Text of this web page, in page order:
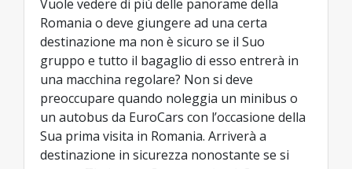
Vuole vedere di più delle panorame della
Romania o deve giungere ad una certa
destinazione ma non è sicuro se il Suo
gruppo e tutto il bagaglio di esso entrerà in
una macchina regolare? Non si deve
preoccupare quando noleggia un minibus o
un autobus da EuroCars con l’occasione della
Sua prima visita in Romania. Arriverà a
destinazione in sicurezza nonostante se si